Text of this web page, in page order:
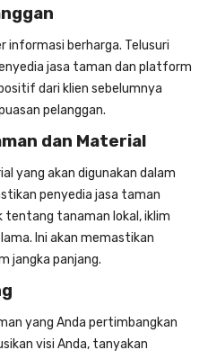
informasi berharga. Telusuri
jasa taman dan platform
dari klien sebelumnya
pelanggan.
dan Material
yang akan digunakan dalam
penyedia jasa taman
tentang tanaman lokal, iklim
Ini akan memastikan
jangka panjang.
yang Anda pertimbangkan
visi Anda, tanyakan